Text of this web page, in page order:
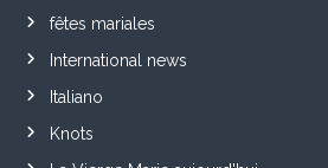
fêtes mariales
International news
Italiano
Knots